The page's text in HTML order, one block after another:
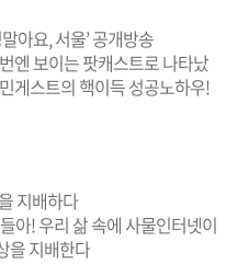
아요, 서울’ 공개방송
엔 보이는 팟캐스트로 나타났
게스트의 핵이득 성공노하우!
지배하다
아! 우리 삶 속에 사물인터넷이
을 지배한다